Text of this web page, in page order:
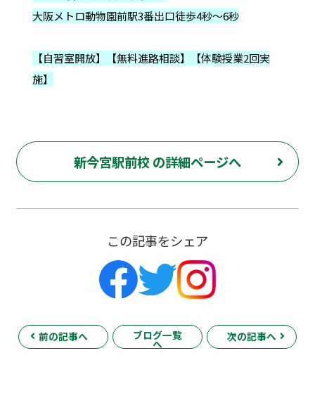
大阪メトロ動物園前駅3番出口徒歩4秒～6秒
【自習室開放】【無料進路相談】【体験授業2回実
施】
新今宮駅前校 の詳細ページへ
この記事をシェア
前の記事へ ブログ一覧
へ
次の記事へ